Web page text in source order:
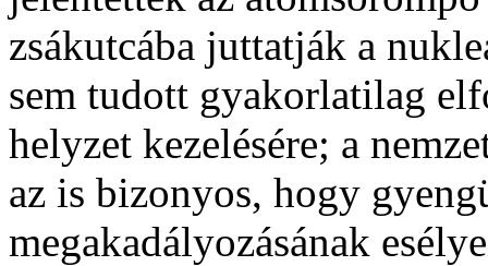
zsákutcába juttatják a
sem tudott gyakorlatilag
helyzet kezelésére; a
az is bizonyos, hogy
megakadályozásának